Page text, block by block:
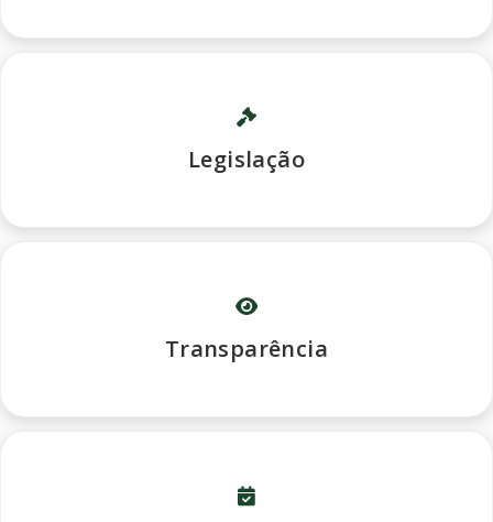
Legislação
Transparência